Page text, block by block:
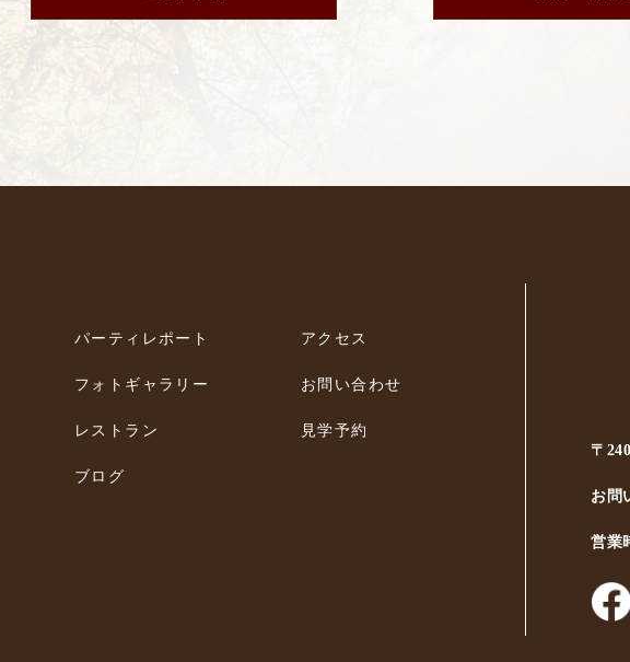
パーティレポート
フォトギャラリー
レストラン
ブログ
アクセス
お問い合わせ
見学予約
〒
お問
営業